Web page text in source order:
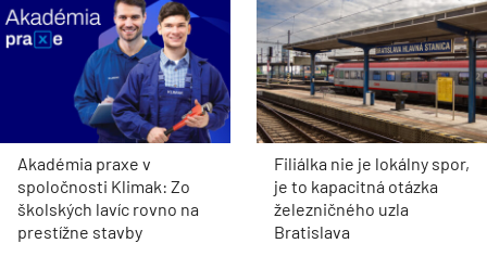
Akadémia praxe v
spoločnosti Klimak: Zo
školských lavíc rovno na
prestížne stavby
Filiálka nie je lokálny spor,
je to kapacitná otázka
železničného uzla
Bratislava